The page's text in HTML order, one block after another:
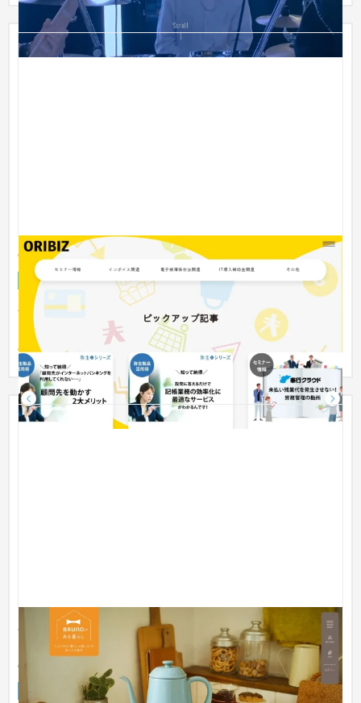
oribiz
オウンドメディア 税理士・会計士
会計業界の最新情報を提供するWebメディアを各社共同でリリ
ース Webサイトでは、インボイス制度、電子帳簿保存法、IT導
入補助...
ホットプレートで有名な「BRUNO(ブルーノ)」の、
コミュニケーションとライフスタイルブランドとして
のイメージ確立を目的としたファンサイト
オウンドメディア 家電・電子機器 31〜50万円